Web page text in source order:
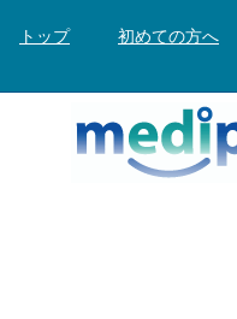
トップ 初めての方へ